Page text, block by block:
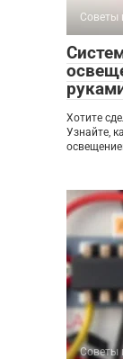
Советы
Хотите
Узнайте,
Советы